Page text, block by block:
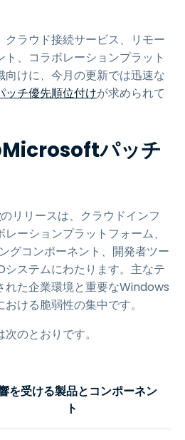
ラウド接続サービス、リモー
ト、コラボレーションプラット
向けに、今月の更新では迅速な
ッチ優先順位付けが求められて
パッチ
のリリースは、クラウドインフ
ーションプラットフォーム、
グコンポーネント、開発者ツー
ステムにわたります。主なテ
れた企業環境と重要なWindows
ける脆弱性の集中です。
のとおりです。
を受ける製品とコンポーネン
ト